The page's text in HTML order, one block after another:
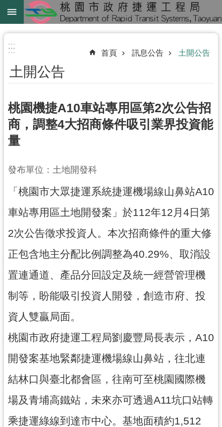
跳到主要內容區塊
綠
綠
延
中
鐵
路
地
化
進
階
搜
尋
識
們
訊
息
公
告
業
資
:::
::: 首頁 訊息公告 土開公告
土開公告
桃園機捷A10車站專用區第2次公告招
商，調整4大招商條件吸引業界投資能
量
發布單位：土地開發科
「桃園市大眾捷運系統捷運機場線山鼻站A10
車站專用區土地開發案」於112年12月4日第
2次公告徵求投資人。本次招商條件的重大修
正包含地主分配比例調整為40.29%、取消設
置連通道、產品分回設定及統一經營管理機
制等，盼能吸引投資人開發，創造市府、投
資人雙贏局面。
桃園市政府捷運工程局劉慶豐局長表示，A10
開發案基地緊鄰捷運機場線山鼻站，往北連
結林口與臺北都會區，往南可至桃園國際機
場及青埔高鐵站，未來亦可透過A11坑口站轉
乘捷運綠線到達市中心。基地面積約1,512